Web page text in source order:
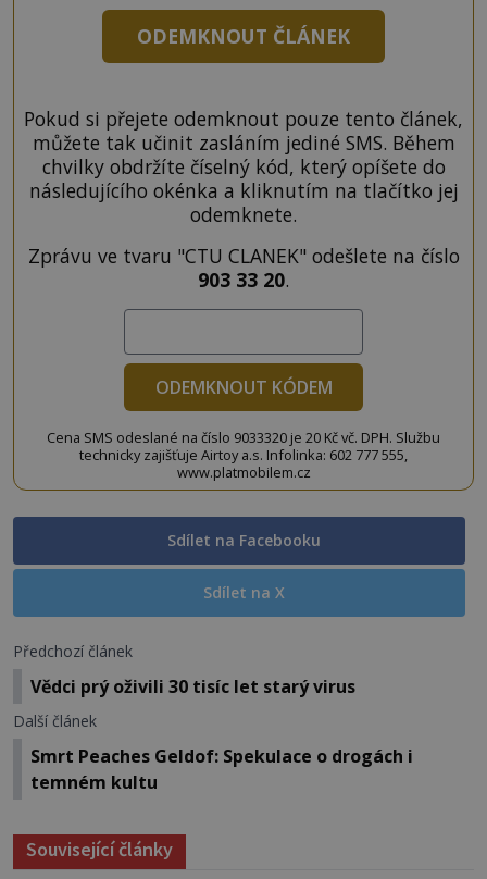
ODEMKNOUT ČLÁNEK
Pokud si přejete odemknout pouze tento článek,
můžete tak učinit zasláním jediné SMS. Během
chvilky obdržíte číselný kód, který opíšete do
následujícího okénka a kliknutím na tlačítko jej
odemknete.
Zprávu ve tvaru "CTU CLANEK" odešlete na číslo
903 33 20.
ODEMKNOUT KÓDEM
Cena SMS odeslané na číslo 9033320 je 20 Kč vč. DPH. Službu
technicky zajišťuje Airtoy a.s. Infolinka: 602 777 555,
www.platmobilem.cz
Sdílet na Facebooku
Sdílet na X
Předchozí článek
Vědci prý oživili 30 tisíc let starý virus
Další článek
Smrt Peaches Geldof: Spekulace o drogách i
temném kultu
Související články